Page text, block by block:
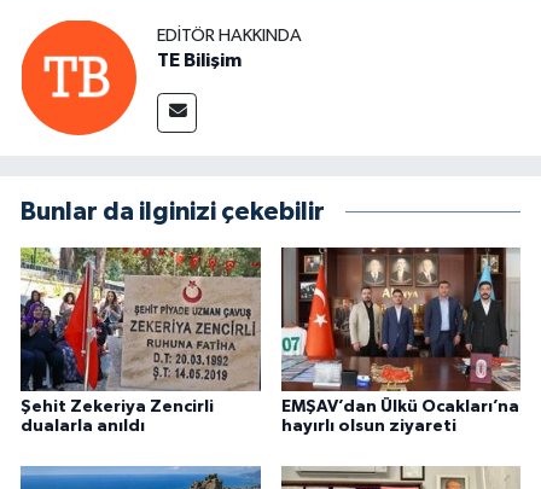
EDITÖR HAKKINDA
TE Bilişim
Bunlar da ilginizi çekebilir
Şehit Zekeriya Zencirli
dualarla anıldı
EMŞAV’dan Ülkü Ocakları’na
hayırlı olsun ziyareti